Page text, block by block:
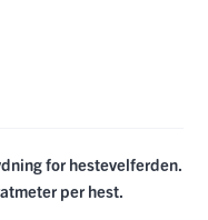
for hestevelferden.
per hest.